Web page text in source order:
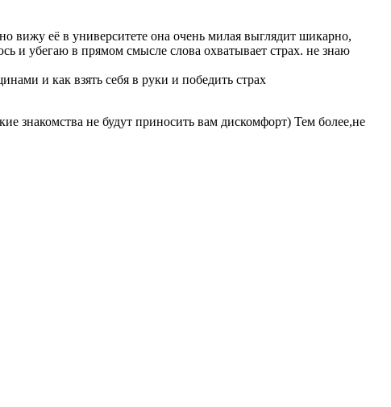
вижу её в университете она очень милая выглядит шикарно,
и убегаю в прямом смысле слова охватывает страх. не знаю
и как взять себя в руки и победить страх
знакомства не будут приносить вам дискомфорт) Тем более,не